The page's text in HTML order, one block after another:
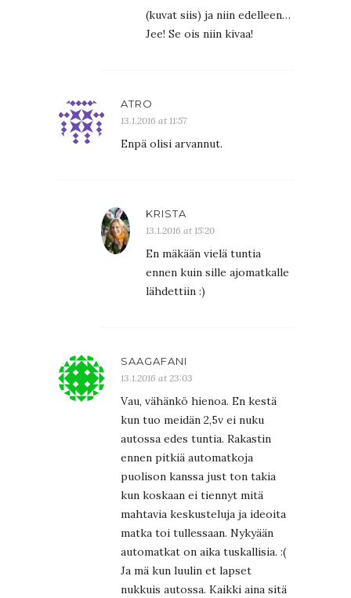
(kuvat siis) ja niin edelleen…
Jee! Se ois niin kivaa!
ATRO
13.1.2016 at 11:57
Enpä olisi arvannut.
KRISTA
13.1.2016 at 15:20
En mäkään vielä tuntia
ennen kuin sille ajomatkalle
lähdettiin :)
SAAGAFANI
13.1.2016 at 23:03
Vau, vähänkö hienoa. En kestä
kun tuo meidän 2,5v ei nuku
autossa edes tuntia. Rakastin
ennen pitkiä automatkoja
puolison kanssa just ton takia
kun koskaan ei tiennyt mitä
mahtavia keskusteluja ja ideoita
matka toi tullessaan. Nykyään
automatkat on aika tuskallisia. :(
Ja mä kun luulin et lapset
nukkuis autossa. Kaikki aina sitä